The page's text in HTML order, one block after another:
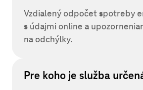
Vzdialený odpočet spotreby
s údajmi online a
na odchýlky.
Pre koho je služba